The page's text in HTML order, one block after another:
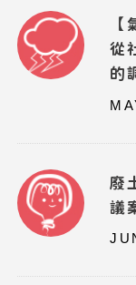
從
的
廢
議